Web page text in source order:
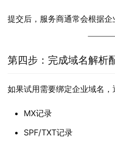
提交后，服务商通常会根据企
第四步：完成域名解析
如果试用需要绑定企业域名，
MX记录
SPF/TXT记录